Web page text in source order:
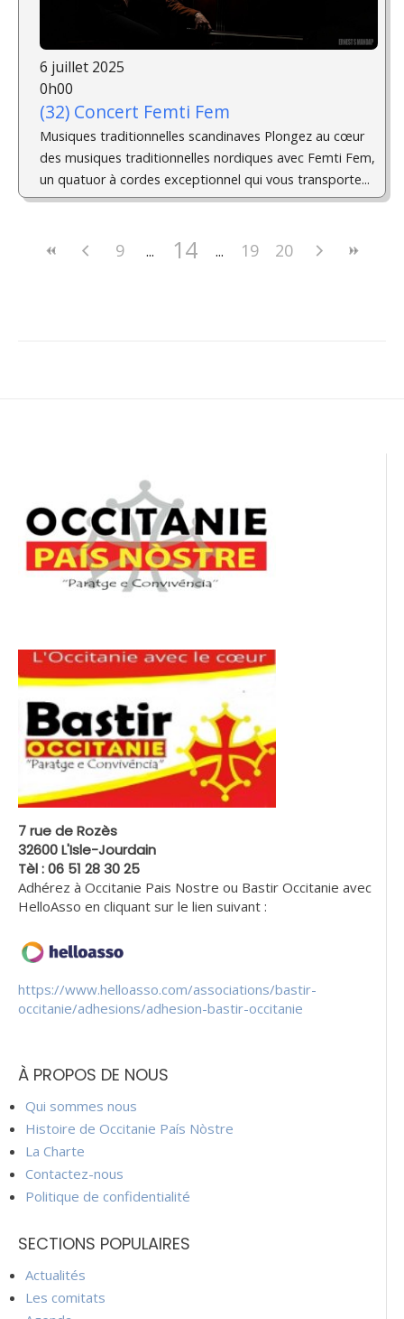
6 juillet 2025
0h00
(32) Concert Femti Fem
Musiques traditionnelles scandinaves Plongez au cœur
des musiques traditionnelles nordiques avec Femti Fem,
un quatuor à cordes exceptionnel qui vous transporte...
9 14 19 20
7 rue de Rozès
32600 L'Isle-Jourdain
Tèl : 06 51 28 30 25
Adhérez à Occitanie Pais Nostre ou Bastir Occitanie avec
HelloAsso en cliquant sur le lien suivant :
https://www.helloasso.com/associations/bastir-
occitanie/adhesions/adhesion-bastir-occitanie
À PROPOS DE NOUS
Qui sommes nous
Histoire de Occitanie País Nòstre
La Charte
Contactez-nous
Politique de confidentialité
SECTIONS POPULAIRES
Actualités
Les comitats